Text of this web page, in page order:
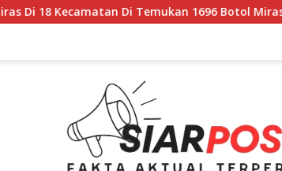
Temukan 1696 Botol Miras Disita Bupati Sikap